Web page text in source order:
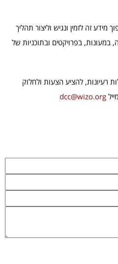
זה לזמין ונגיש וליצור תהליך
במעונות, בפרויקטים ובתוכניות של
רעיונות, להציע הצעות ולחלוק
dcc@wizo.org